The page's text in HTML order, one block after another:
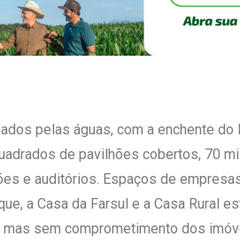
pelas águas, com a enchente
de pavilhões cobertos, 70
e auditórios. Espaços de
a Casa da Farsul e a Casa Rural
sem comprometimento dos